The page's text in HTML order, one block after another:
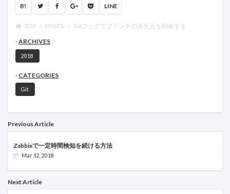
B! LINE
TOP POSTS
Gitフックでブランチの派生元を制御する
ARCHIVES
2018
CATEGORIES
Git
Previous Article
Zabbixで一定時間検知を続ける方法
Mar 12, 2018
Next Article